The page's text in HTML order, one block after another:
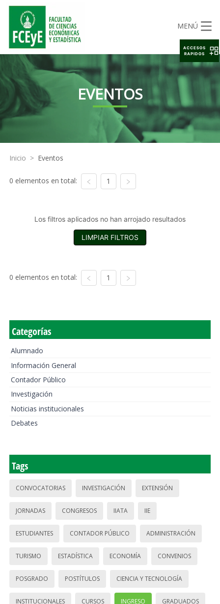
MENÚ
EVENTOS
Inicio > Eventos
0 elementos en total: 1
Los filtros aplicados no han arrojado resultados
LIMPIAR FILTROS
0 elementos en total: 1
Categorías
Alumnado
Información General
Contador Público
Investigación
Noticias institucionales
Debates
Tags
CONVOCATORIAS INVESTIGACIÓN EXTENSIÓN
JORNADAS CONGRESOS IIATA IIE
ESTUDIANTES CONTADOR PÚBLICO ADMINISTRACIÓN
TURISMO ESTADÍSTICA ECONOMÍA CONVENIOS
POSGRADO POSTÍTULOS CIENCIA Y TECNOLOGÍA
INSTITUCIONALES CURSOS INGRESO GRADUADOS
ACCESOS
RAPIDOS